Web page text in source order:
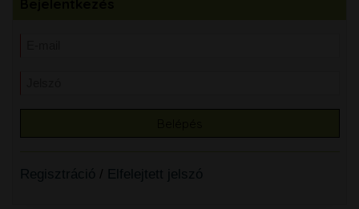
Regisztráció / Elfelejtett jelszó